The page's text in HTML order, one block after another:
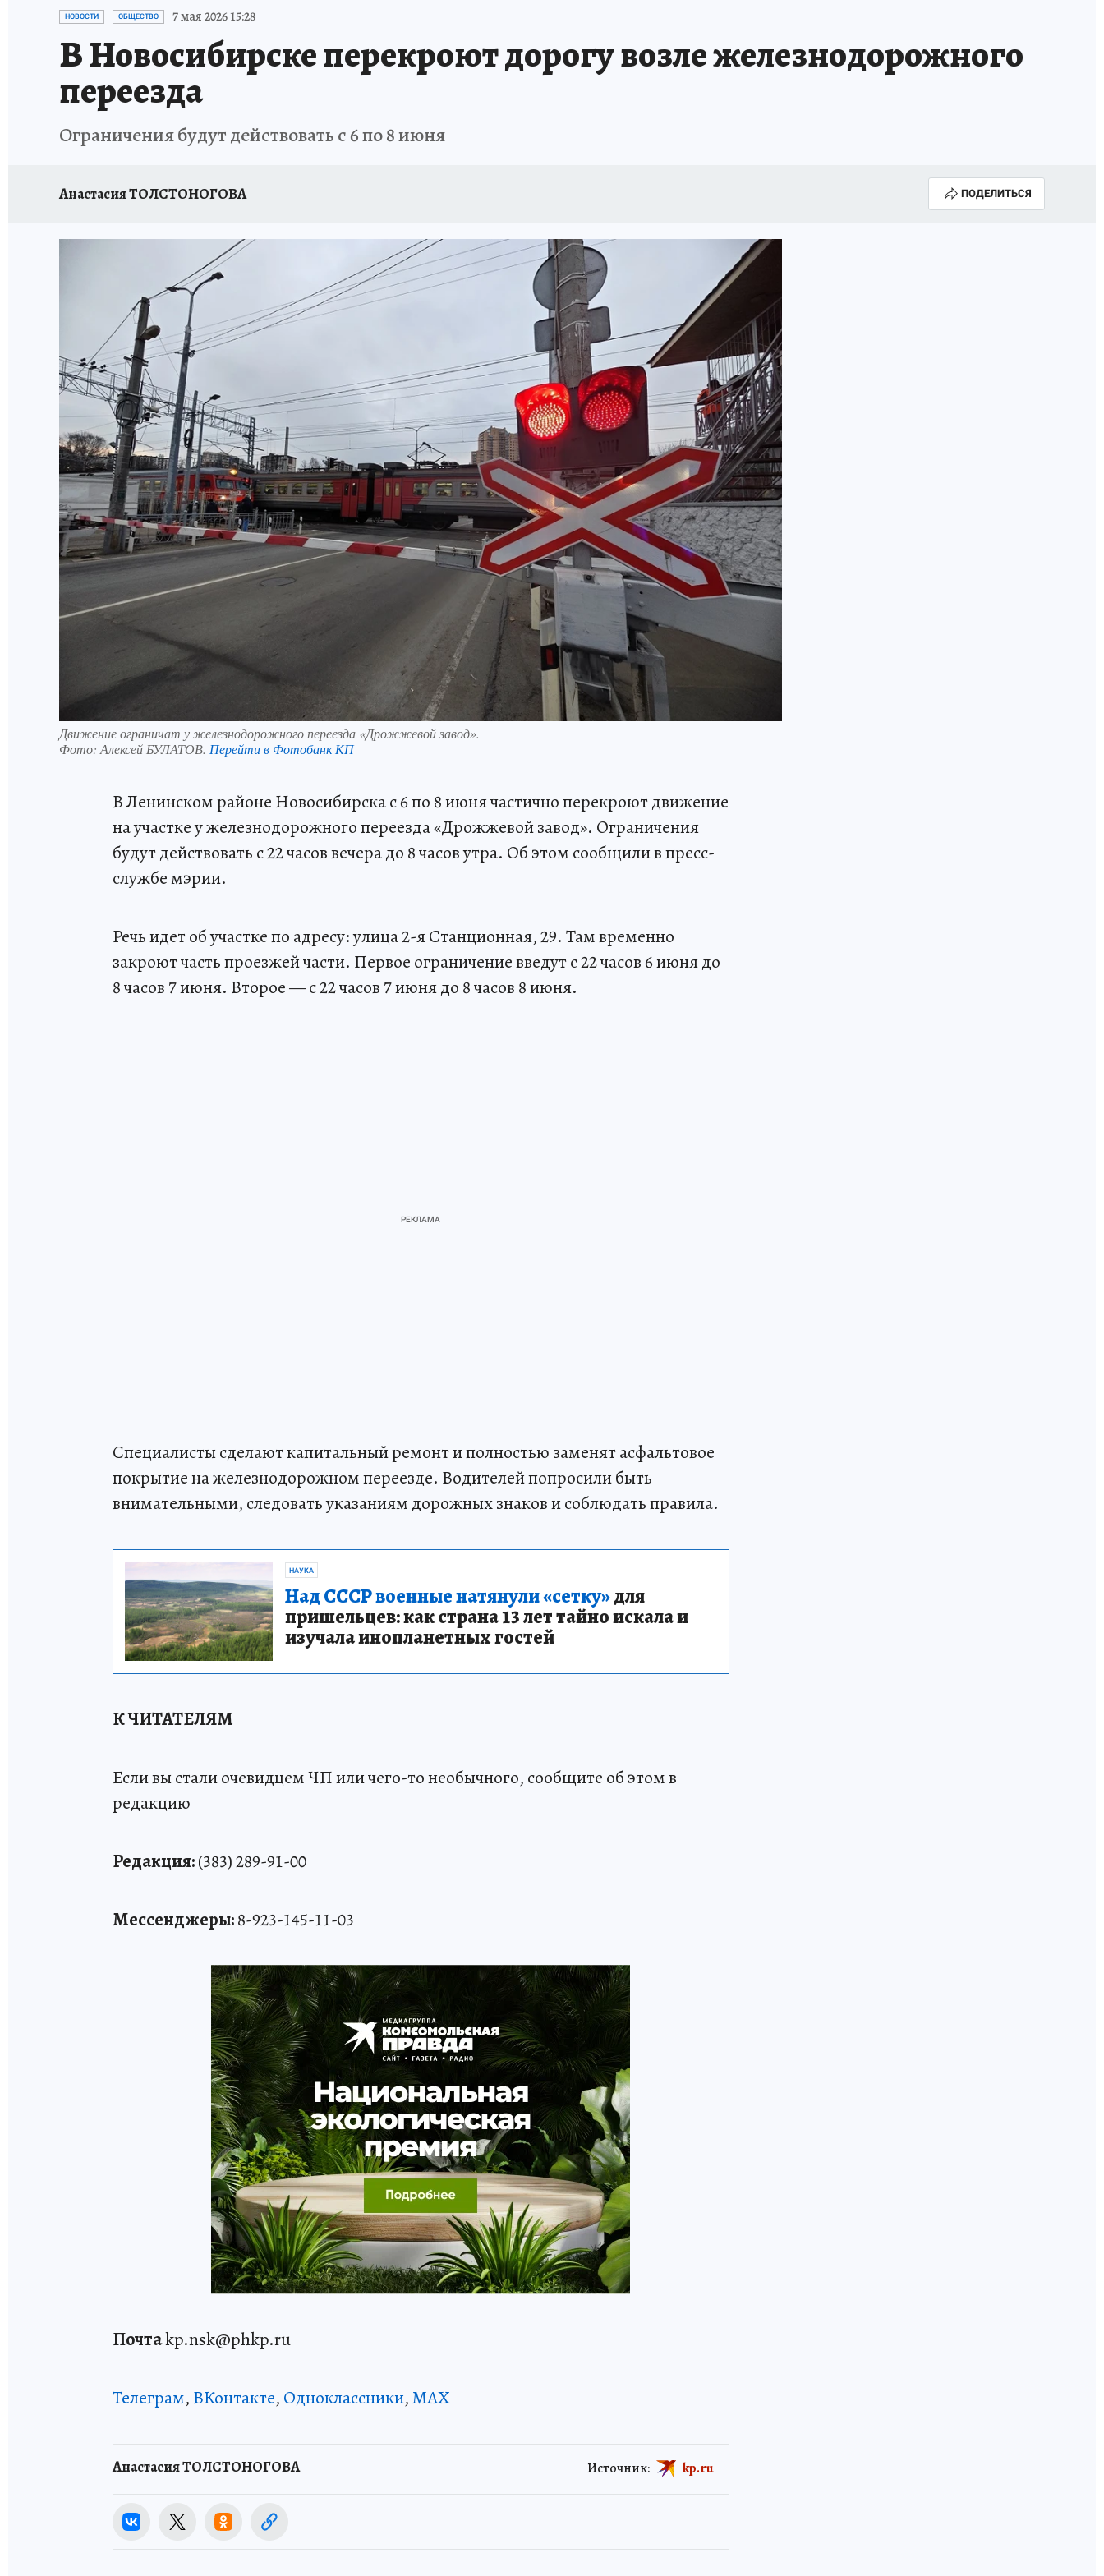
ОТДЫХ В РОССИИ ЗАПОВЕДНАЯ РОССИЯ
НОВОСТИ ОБЩЕСТВО 7 мая 2026 15:28
В Новосибирске перекроют дорогу возле железнодорожного
переезда
Ограничения будут действовать с 6 по 8 июня
Анастасия ТОЛСТОНОГОВА ПОДЕЛИТЬСЯ
Движение ограничат у железнодорожного переезда «Дрожжевой завод».
Фото: Алексей БУЛАТОВ. Перейти в Фотобанк КП
В Ленинском районе Новосибирска с 6 по 8 июня частично перекроют движение
на участке у железнодорожного переезда «Дрожжевой завод». Ограничения
будут действовать с 22 часов вечера до 8 часов утра. Об этом сообщили в пресс-
службе мэрии.
Речь идет об участке по адресу: улица 2-я Станционная, 29. Там временно
закроют часть проезжей части. Первое ограничение введут с 22 часов 6 июня до
8 часов 7 июня. Второе — с 22 часов 7 июня до 8 часов 8 июня.
Специалисты сделают капитальный ремонт и полностью заменят асфальтовое
покрытие на железнодорожном переезде. Водителей попросили быть
внимательными, следовать указаниям дорожных знаков и соблюдать правила.
НАУКА
Над СССР военные натянули «сетку»для
пришельцев: как страна 13 лет тайно искала и
изучала инопланетных гостей
К ЧИТАТЕЛЯМ
Если вы стали очевидцем ЧП или чего-то необычного, сообщите об этом в
редакцию
Редакция:(383) 289-91-00
Мессенджеры:8-923-145-11-03
Почтаkp.nsk@phkp.ru
Телеграм, ВКонтакте, Одноклассники,MAX
Анастасия ТОЛСТОНОГОВА Источник: kp.ru